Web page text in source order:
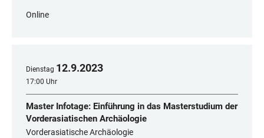
Online
Dienstag 12.9.2023
17:00 Uhr
Master Infotage: Einführung in das Masterstudium der
Vorderasiatischen Archäologie
Vorderasiatische Archäologie